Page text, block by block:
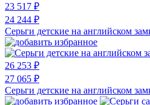
23 517 ₽
24 244 ₽
Серьги детские на английском
26 253 ₽
27 065 ₽
Серьги детские на английском